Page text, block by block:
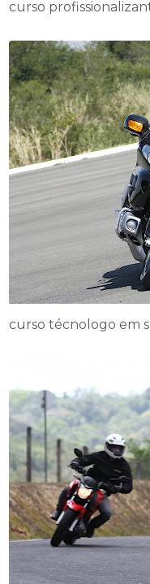
curso
curso técnologo em